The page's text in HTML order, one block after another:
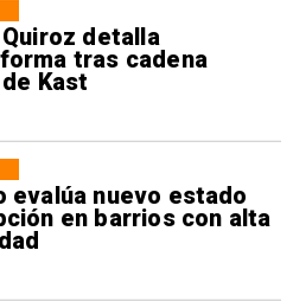
detalla
tras cadena
Kast
evalúa nuevo estado
en barrios con alta